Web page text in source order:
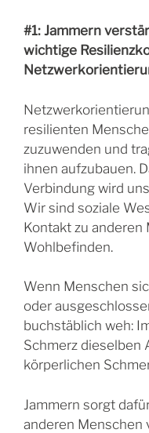
#1: Jammern
wichtige
resilienten
zuzuwenden und
ihnen aufzubauen.
Verbindung wird
Wir sind soziale
Kontakt zu
Wohlbefinden.
Wenn Menschen
oder
buchstäblich weh:
Schmerz dieselben
körperlichen
Jammern sorgt
anderen Menschen